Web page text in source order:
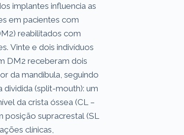
implantes influencia as
em pacientes com
reabilitados com
Vinte e dois indivíduos
DM2 receberam dois
da mandíbula, seguindo
(split-mouth): um
da crista óssea (CL –
supracrestal (SL
clínicas,